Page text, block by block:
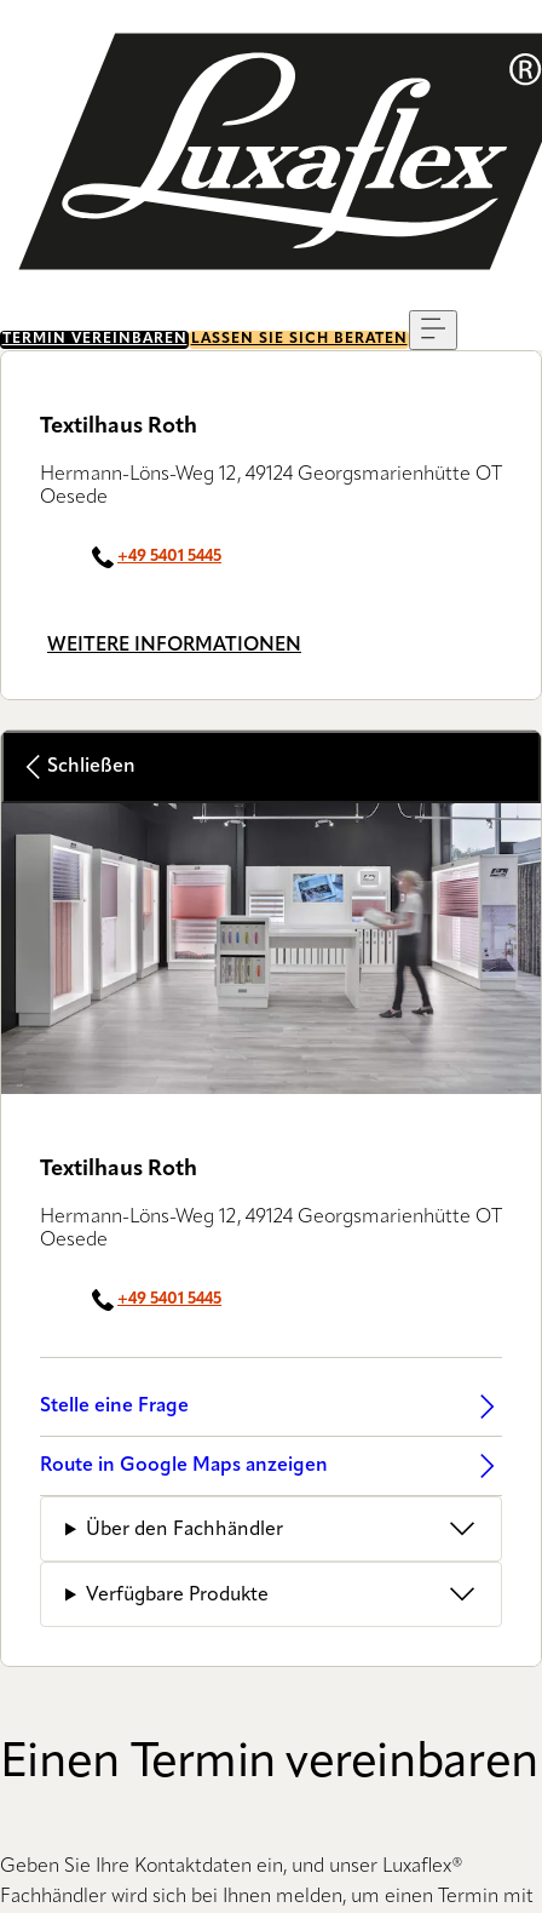
TERMIN VEREINBAREN LASSEN SIE SICH BERATEN
Textilhaus Roth
Hermann-Löns-Weg 12, 49124 Georgsmarienhütte OT
Oesede
+49 5401 5445
WEITERE INFORMATIONEN
Schließen
Textilhaus Roth
Hermann-Löns-Weg 12, 49124 Georgsmarienhütte OT
Oesede
+49 5401 5445
Stelle eine Frage
Route in Google Maps anzeigen
Über den Fachhändler
Verfügbare Produkte
Einen Termin vereinbaren
Geben Sie Ihre Kontaktdaten ein, und unser Luxaflex®
Fachhändler wird sich bei Ihnen melden, um einen Termin mit